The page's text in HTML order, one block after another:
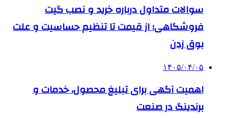
سوالات متداول درباره خرید و نصب گیت
فروشگاهی؛ از قیمت تا تنظیم حساسیت و علت
بوق زدن
۱۴۰۵/۰۴/۰۵
اهمیت آگهی برای تبلیغ محصول، خدمات و
برندینگ در صنعت